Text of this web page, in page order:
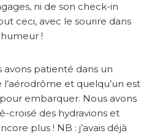
ni de son check-in
ceci, avec le sourire dans
!
avons patienté dans un
l’aérodrôme et quelqu’un est
embarquer. Nous avons
croisé des hydravions et
plus ! NB : j’avais déjà